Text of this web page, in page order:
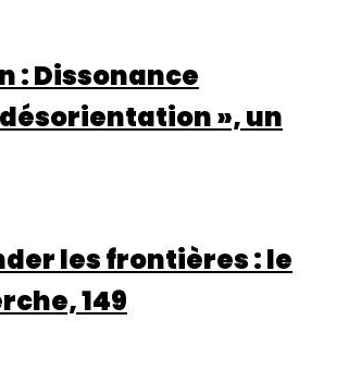
: Dissonance
», un
les frontières : le
149